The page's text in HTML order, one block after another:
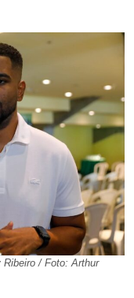
/ Foto: Arthur